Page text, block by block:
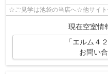
☆ご見学は池袋の当店へ☆他サイ
現在空室情
「エルム
お問い